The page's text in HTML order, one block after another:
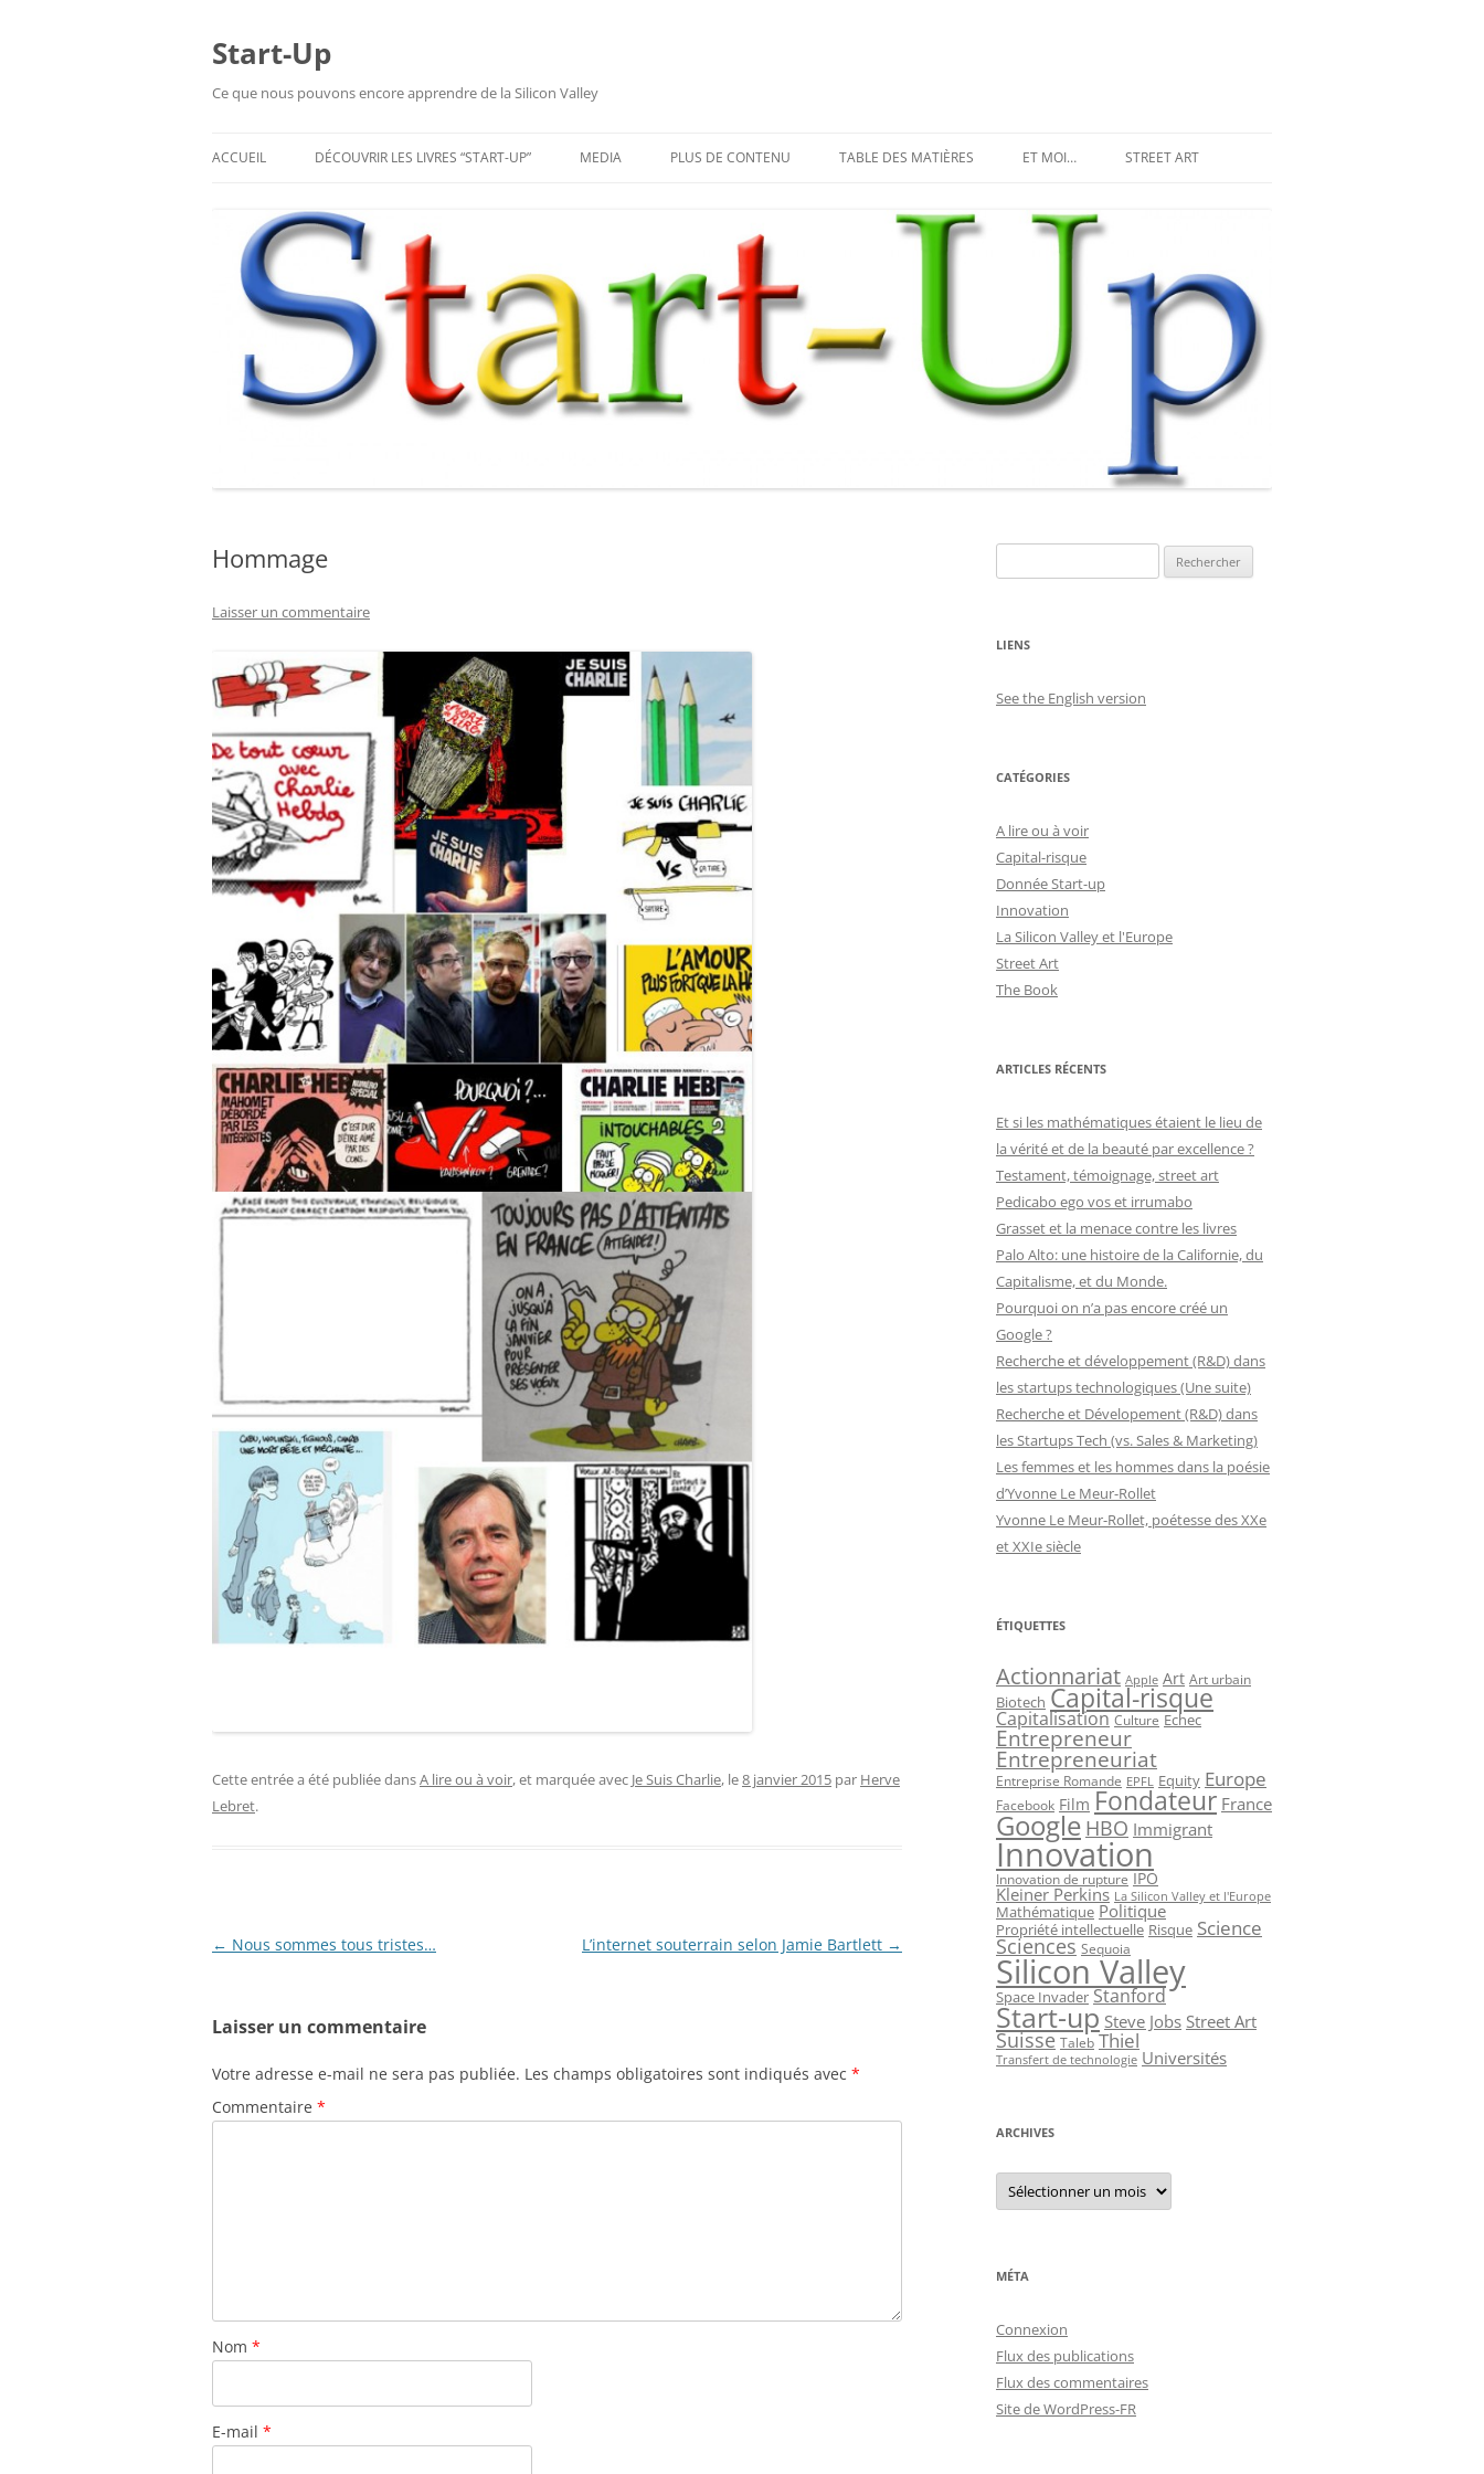
Start-Up
Ce que nous pouvons encore apprendre de la Silicon Valley
ACCUEIL DÉCOUVRIR LES LIVRES “START-UP” MEDIA PLUS DE CONTENU TABLE DES MATIÈRES ET MOI… STREET ART
MR DJOUL ET SES ALIENS
STREET ART À PARIS
PIXEL ART
LAND ART ET STREET ART
Hommage
Laisser un commentaire
Cette entrée a été publiée dansA lire ou à voir, et marquée avec Je Suis Charlie, le8 janvier 2015 par Herve
Lebret.
Navigation
← Nous sommes tous tristes… L’internet souterrain selon Jamie Bartlett →
Laisser un commentaire
Votre adresse e-mail ne sera pas publiée. Les champs obligatoires sont indiqués avec *
Commentaire *
Nom *
E-mail *
LIENS
See the English version
CATÉGORIES
A lire ou à voir
Capital-risque
Donnée Start-up
Innovation
La Silicon Valley et l'Europe
Street Art
The Book
ARTICLES RÉCENTS
Et si les mathématiques étaient le lieu de
la vérité et de la beauté par excellence ?
Testament, témoignage, street art
Pedicabo ego vos et irrumabo
Grasset et la menace contre les livres
Palo Alto: une histoire de la Californie, du
Capitalisme, et du Monde.
Pourquoi on n’a pas encore créé un
Google ?
Recherche et développement (R&D) dans
les startups technologiques (Une suite)
Recherche et Dévelopement (R&D) dans
les Startups Tech (vs. Sales & Marketing)
Les femmes et les hommes dans la poésie
d’Yvonne Le Meur-Rollet
Yvonne Le Meur-Rollet, poétesse des XXe
et XXIe siècle
ÉTIQUETTES
Actionnariat Apple Art Art urbain
Biotech Capital-risque
Capitalisation Culture Echec
Entrepreneur
Entrepreneuriat
Entreprise Romande EPFL Equity Europe
Facebook Film Fondateur France
Google HBO Immigrant
Innovation
Innovation de rupture IPO
Kleiner Perkins La Silicon Valley et l'Europe
Mathématique Politique
Propriété intellectuelle Risque Science
Sciences Sequoia
Silicon Valley
Space Invader Stanford
Start-up Steve Jobs Street Art
Suisse Taleb Thiel
Transfert de technologie Universités
ARCHIVES
Archives
MÉTA
Connexion
Flux des publications
Flux des commentaires
Site de WordPress-FR